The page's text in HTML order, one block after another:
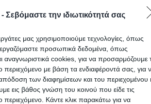
Σεβόμαστε την ιδιωτικότητά σας
μας χρησιμοποιούμε τεχνολογίες, όπως
προσωπικά δεδομένα, όπως
αναγνωριστικά cookies, για να προσαρμόζουμε
περιεχόμενο με βάση τα ενδιαφέροντά σας, για
των διαφημίσεων και του περιεχομένου
εις βάθος γνώση του κοινού που είδε τις
περιεχόμενο. Κάντε κλικ παρακάτω για να